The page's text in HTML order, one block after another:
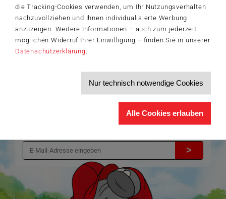
die Tracking-Cookies verwenden, um Ihr Nutzungsverhalten
nachzuvollziehen und Ihnen individualisierte Werbung
anzuzeigen. Weitere Informationen – auch zum jederzeit
möglichen Widerruf Ihrer Einwilligung – finden Sie in unserer
Datenschutzerklärung
Nur technisch notwendige Cookies
Alle Cookies erlauben
Der Schmidt-Spiele-Newsletter
Jetzt anmelden und 5€ Willkommensrabatt sichern
Bleiben Sie auf dem Laufenden zu Neuheiten, Trends und aktuellen
Themen rund um Schmidt®Spiele – und sichern Sie sich einen
Willkommensgutschein in Höhe von 5€ für Ihren nächsten Einkauf im
Produktneuheiten und Sortimentserweiterungen
Aktuelle Themen und Trends aus der Spielewelt
Ich möchte den Schmidt-Spiele-Newsletter erhalten. Die Abmeldung ist
>